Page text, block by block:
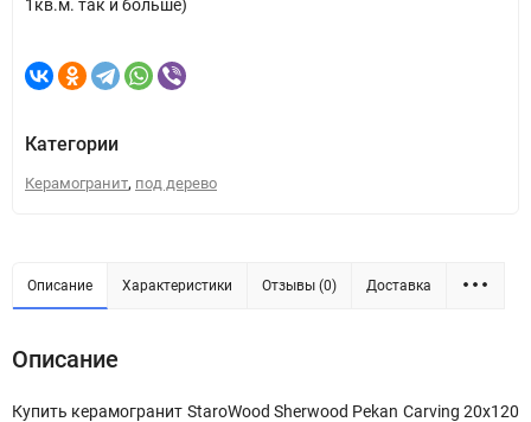
1кв.м. так и больше)
Категории
Керамогранит, под дерево
Описание Характеристики Отзывы (0) Доставка
Описание
Купить керамогранит StaroWood Sherwood Pekan Carving 20x120